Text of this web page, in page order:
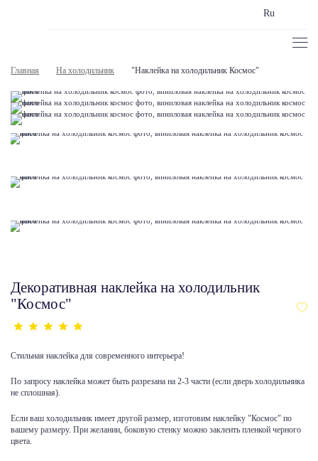
Ru
Главная На холодильник "Наклейка на холодильник Космос"
Декоративная наклейка на холодильник
"Космос"
Стильная наклейка для современного интерьера!
По запросу наклейка может быть разрезана на 2-3 части (если дверь холодильника
не сплошная).
Если ваш холодильник имеет другой размер, изготовим наклейку "Космос" по
вашему размеру. При желании, боковую стенку можно заклеить пленкой черного
цвета.